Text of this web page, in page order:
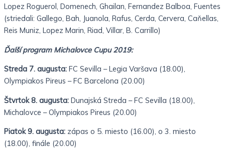
Lopez Roguerol, Domenech, Ghailan, Fernandez Balboa, Fuentes
(striedali: Gallego, Bah, Juanola, Rafus, Cerda, Cervera, Caňellas,
Reis Muniz, Lopez Marin, Riad, Villar, B. Carrillo)
Ďalší program Michalovce Cupu 2019:
Streda 7. augusta: FC Sevilla – Legia Varšava (18.00),
Olympiakos Pireus – FC Barcelona (20.00)
Štvrtok 8. augusta: Dunajská Streda – FC Sevilla (18.00),
Michalovce – Olympiakos Pireus (20.00)
Piatok 9. augusta: zápas o 5. miesto (16.00), o 3. miesto
(18.00), finále (20.00)